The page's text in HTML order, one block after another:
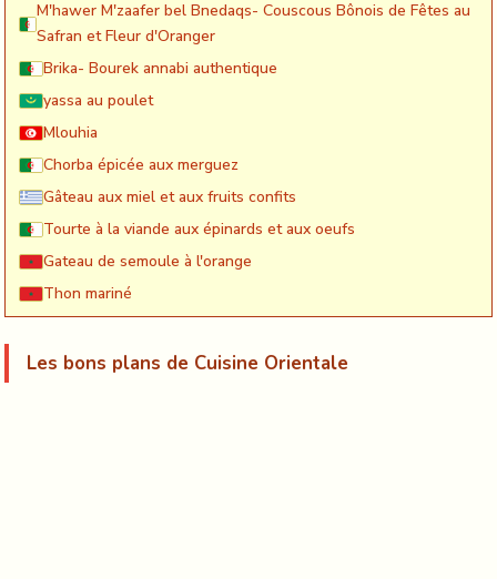
M'hawer M'zaafer bel Bnedaqs- Couscous Bônois de Fêtes au
Safran et Fleur d'Oranger
Brika- Bourek annabi authentique
yassa au poulet
Mlouhia
Chorba épicée aux merguez
Gâteau aux miel et aux fruits confits
Tourte à la viande aux épinards et aux oeufs
Gateau de semoule à l'orange
Thon mariné
Les bons plans de Cuisine Orientale